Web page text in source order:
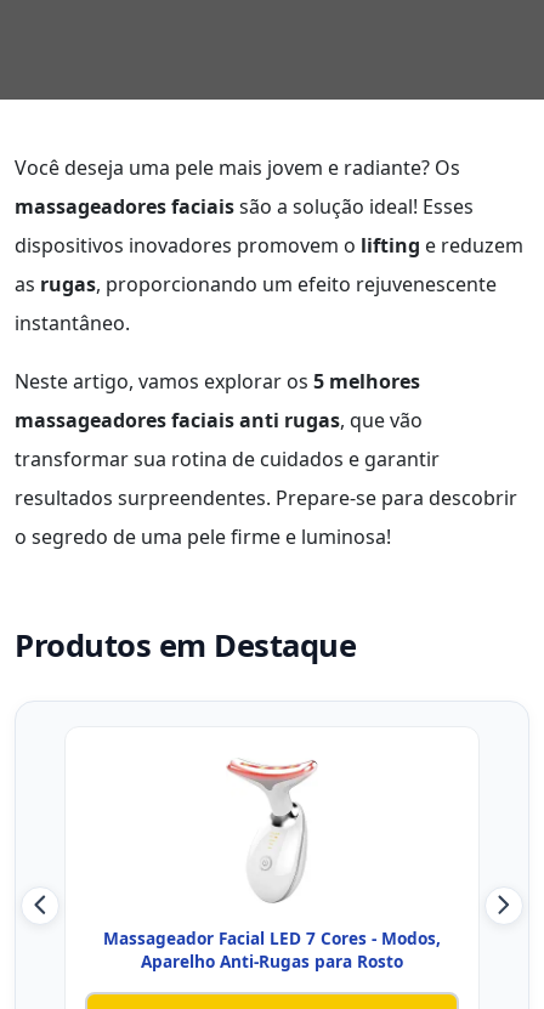
Você deseja uma pele mais jovem e radiante? Os
massageadores faciaissão a solução ideal! Esses
dispositivos inovadores promovem o lifting e reduzem
as rugas, proporcionando um efeito rejuvenescente
instantâneo.
Neste artigo, vamos explorar os 5 melhores
massageadores faciais anti rugas, que vão
transformar sua rotina de cuidados e garantir
resultados surpreendentes. Prepare-se para descobrir
o segredo de uma pele firme e luminosa!
Produtos em Destaque
Massageador Facial LED 7 Cores - Modos,
Aparelho Anti-Rugas para Rosto